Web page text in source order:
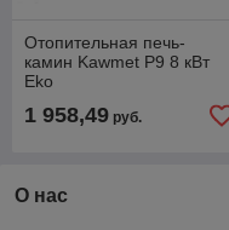
Отопительная печь-
камин Kawmet P9 8 кВт
Eko
1 958,49 руб.
О нас